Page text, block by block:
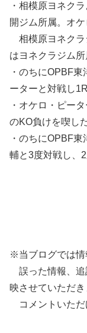
・相模原ヨネク
開ジム所属。オ
相模原ヨネクラ
はヨネクラジム所
・のちにOPBF
ーターと対戦し
・オケロ・ピー
のKO負けを喫した
・のちにOPBF
輔と3度対戦し、
※当ブログでは情
誤った情報、追
映させていただ
コメントいただ